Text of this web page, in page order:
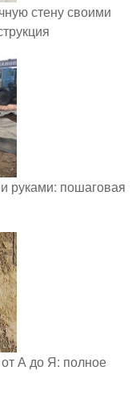
стену своими
руками: пошаговая
А до Я: полное